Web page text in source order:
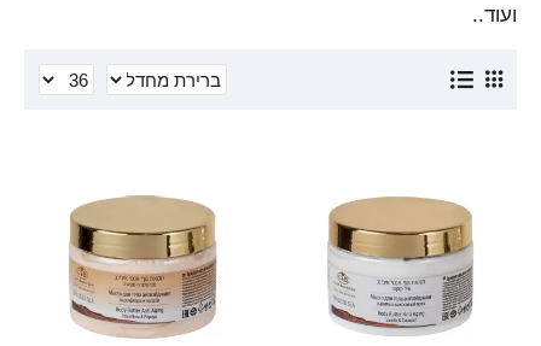
ועוד..